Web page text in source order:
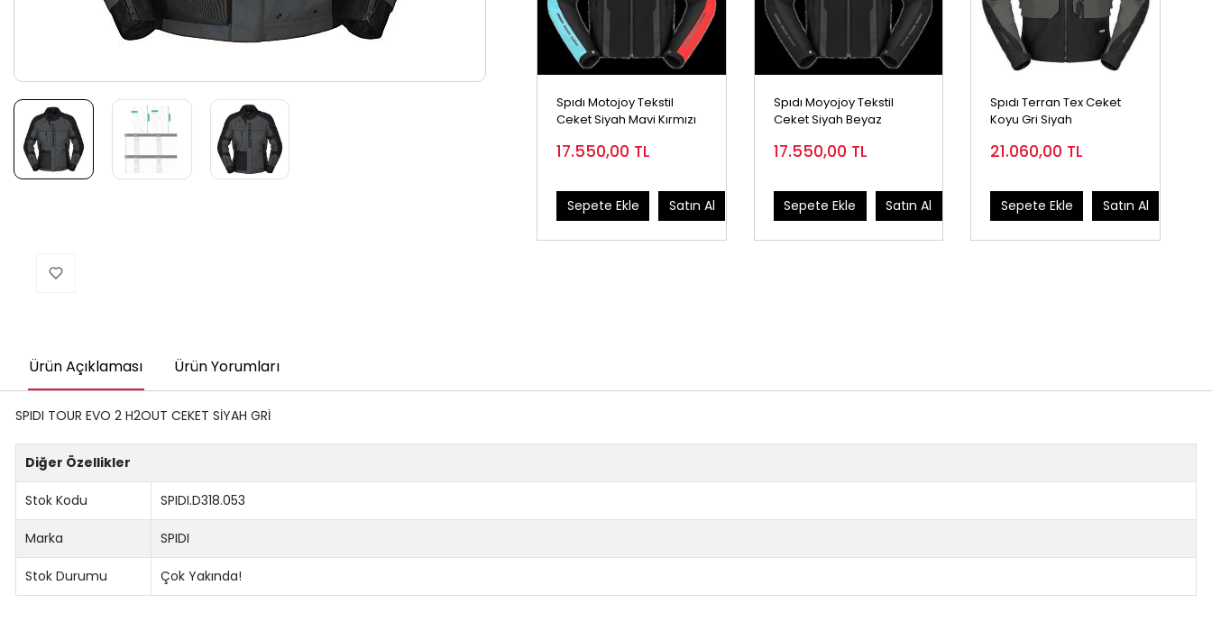
Spıdı Motojoy Tekstil
Ceket Siyah Mavi Kırmızı
17.550,00 TL
Sepete Ekle Satın Al
Spıdı Moyojoy Tekstil
Ceket Siyah Beyaz
17.550,00 TL
Sepete Ekle Satın Al
Spıdı Terran Tex Ceket
Koyu Gri Siyah
21.060,00 TL
Sepete Ekle Satın Al
Ürün Açıklaması Ürün Yorumları
SPIDI TOUR EVO 2 H2OUT CEKET SİYAH GRİ
Diğer Özellikler
Stok Kodu SPIDI.D318.053
Marka SPIDI
Stok Durumu Çok Yakında!